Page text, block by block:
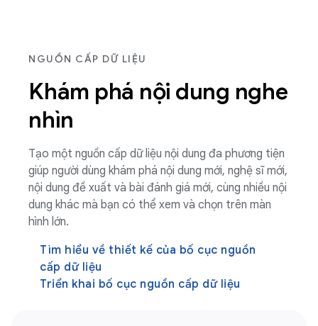
NGUỒN CẤP DỮ LIỆU
Khám phá nội dung nghe
nhìn
Tạo một nguồn cấp dữ liệu nội dung đa phương tiện
giúp người dùng khám phá nội dung mới, nghệ sĩ mới,
nội dung đề xuất và bài đánh giá mới, cùng nhiều nội
dung khác mà bạn có thể xem và chọn trên màn
hình lớn.
Tìm hiểu về thiết kế của bố cục nguồn
cấp dữ liệu
Triển khai bố cục nguồn cấp dữ liệu